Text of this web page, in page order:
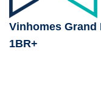
Vinhomes Grand
1BR+